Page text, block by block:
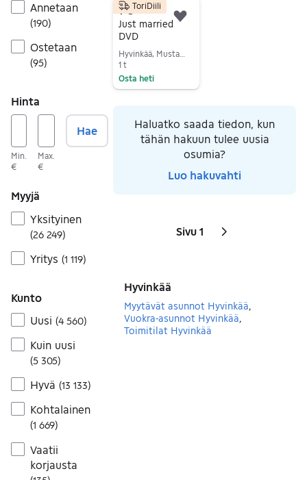
Annetaan
(190)
Ostetaan
(95)
Hinta
Min.
€
Max.
€
Hae
Myyjä
Yksityinen
(26 249)
Yritys (1 119)
Kunto
Uusi (4 560)
Kuin uusi
(5 305)
Hyvä (13 133)
Kohtalainen
(1 669)
Vaatii
korjausta
1 €
Just married
DVD
1 t
Osta heti
ToriDiili
Haluatko saada tiedon, kun
tähän hakuun tulee uusia
osumia?
Luo hakuvahti
Sivut
Sivu 1 Seuraava sivu
kuvake
Hyvinkää
Myytävät asunnot Hyvinkää,
Vuokra-asunnot Hyvinkää,
Toimitilat Hyvinkää